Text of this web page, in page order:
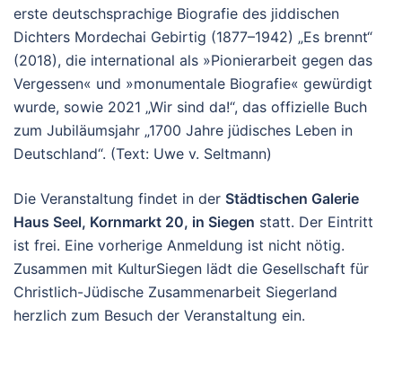
erste deutschsprachige Biografie des jiddischen
Dichters Mordechai Gebirtig (1877–1942) „Es brennt“
(2018), die international als »Pionierarbeit gegen das
Vergessen« und »monumentale Biografie« gewürdigt
wurde, sowie 2021 „Wir sind da!“, das offizielle Buch
zum Jubiläumsjahr „1700 Jahre jüdisches Leben in
Deutschland“. (Text: Uwe v. Seltmann)
Die Veranstaltung findet in der Städtischen Galerie
Haus Seel, Kornmarkt 20, in Siegen statt. Der Eintritt
ist frei. Eine vorherige Anmeldung ist nicht nötig.
Zusammen mit KulturSiegen lädt die Gesellschaft für
Christlich-Jüdische Zusammenarbeit Siegerland
herzlich zum Besuch der Veranstaltung ein.